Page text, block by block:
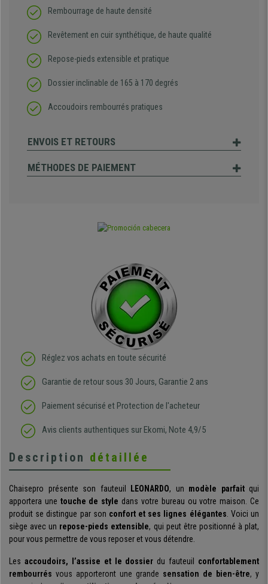
Rembourrage de haute densité
Revêtement en cuir synthétique, de haute qualité
Repose-pieds extensible et pratique
Dossier inclinable de 165 à 170 degrés
Accoudoirs rembourrés pratiques
ENVOIS ET RETOURS
MÉTHODES DE PAIEMENT
Réglez vos achats en toute sécurité
Garantie de retour sous 30 Jours, Garantie 2 ans
Paiement sécurisé et Protection de l'acheteur
Avis clients authentiques sur Ekomi, Note 4,9/5
Description détaillée
Chaisepro présente son fauteuil LEONARDO, un modèle parfaitqui
apportera une touche de style dans votre bureau ou votre maison. Ce
produit se distingue par son confort et ses lignes élégantes. Voici un
siège avec un repose-pieds extensible, qui peut être positionné à plat,
pour vous permettre de vous reposer et vous détendre.
Les accoudoirs, l’assise et le dossier du fauteuil confortablement
rembourrés vous apporteront une grande sensation de bien-être, y